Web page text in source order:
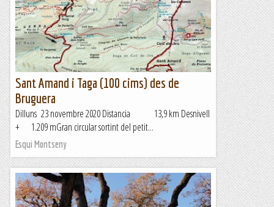
Sant Amand i Taga (100 cims) des de
Bruguera
Dilluns 23 novembre 2020 Distancia 13,9 km Desnivell
+ 1.209 mGran circular sortint del petit...
Esqui Montseny